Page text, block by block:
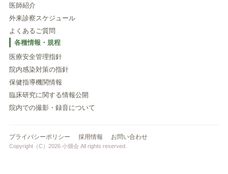
医師紹介
外来診察スケジュール
よくあるご質問
各種情報・規程
医療安全管理指針
院内感染対策の指針
保健指導機関情報
臨床研究に関する情報公開
院内での撮影・録音について
プライバシーポリシー 採用情報 お問い合わせ
Copyright（C）2026 小畑会 All rights reserved.